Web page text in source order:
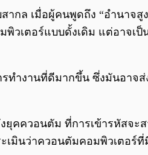
กล เมื่อผู้คนพูดถึง “อำนาจสู
วเตอร์แบบดั้งเดิม แต่อาจเป็
ทำงานที่ดีมากขึ้น ซึ่งมันอาจ
ยุคควอนตัม ที่การเข้ารหัสจะ
เมินว่าควอนตัมคอมพิวเตอ